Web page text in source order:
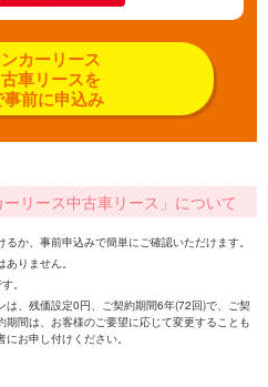
カーリース
車リースを
前に申込み
リース中古車リース」について
か、事前申込みで簡単にご確認いただけます。
りません。
。
は、残価設定0円、ご契約期間6年(72回)で、ご契
間は、お客様のご要望に応じて変更することも
お申し付けください。